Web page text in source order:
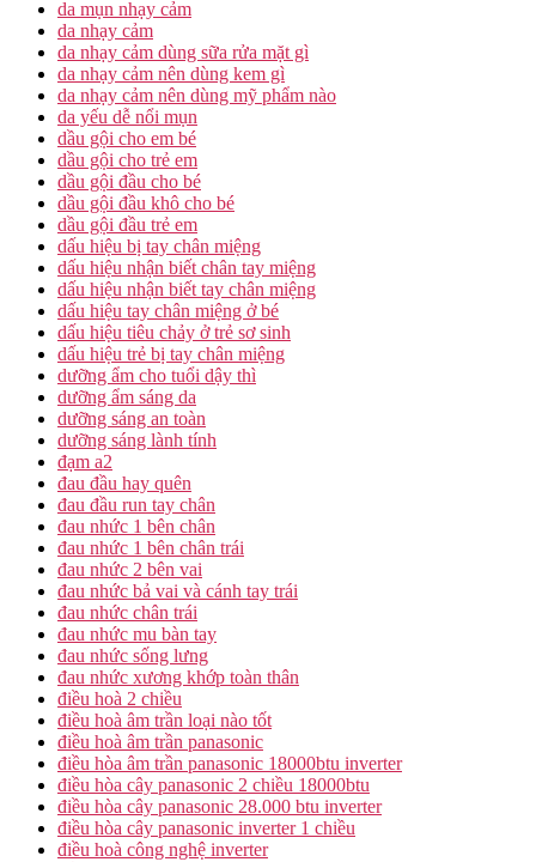
da mụn nhạy cảm
da nhạy cảm
da nhạy cảm dùng sữa rửa mặt gì
da nhạy cảm nên dùng kem gì
da nhạy cảm nên dùng mỹ phẩm nào
da yếu dễ nổi mụn
dầu gội cho em bé
dầu gội cho trẻ em
dầu gội đầu cho bé
dầu gội đầu khô cho bé
dầu gội đầu trẻ em
dấu hiệu bị tay chân miệng
dấu hiệu nhận biết chân tay miệng
dấu hiệu nhận biết tay chân miệng
dấu hiệu tay chân miệng ở bé
dấu hiệu tiêu chảy ở trẻ sơ sinh
dấu hiệu trẻ bị tay chân miệng
dưỡng ẩm cho tuổi dậy thì
dưỡng ẩm sáng da
dưỡng sáng an toàn
dưỡng sáng lành tính
đạm a2
đau đầu hay quên
đau đầu run tay chân
đau nhức 1 bên chân
đau nhức 1 bên chân trái
đau nhức 2 bên vai
đau nhức bả vai và cánh tay trái
đau nhức chân trái
đau nhức mu bàn tay
đau nhức sống lưng
đau nhức xương khớp toàn thân
điều hoà 2 chiều
điều hoà âm trần loại nào tốt
điều hoà âm trần panasonic
điều hòa âm trần panasonic 18000btu inverter
điều hòa cây panasonic 2 chiều 18000btu
điều hòa cây panasonic 28.000 btu inverter
điều hòa cây panasonic inverter 1 chiều
điều hoà công nghệ inverter